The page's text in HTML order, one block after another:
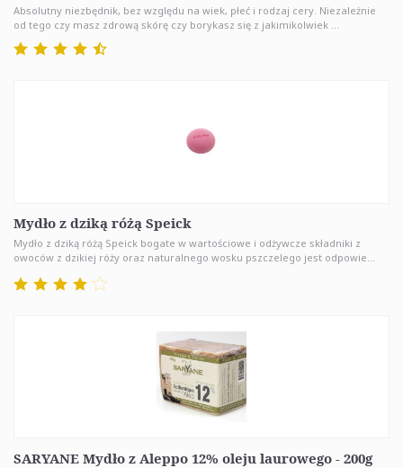
Absolutny niezbędnik, bez względu na wiek, płeć i rodzaj cery. Niezależnie
od tego czy masz zdrową skórę czy borykasz się z jakimikolwiek ...
Mydło z dziką różą Speick
Mydło z dziką różą Speick bogate w wartościowe i odżywcze składniki z
owoców z dzikiej róży oraz naturalnego wosku pszczelego jest odpowie...
SARYANE Mydło z Aleppo 12% oleju laurowego - 200g